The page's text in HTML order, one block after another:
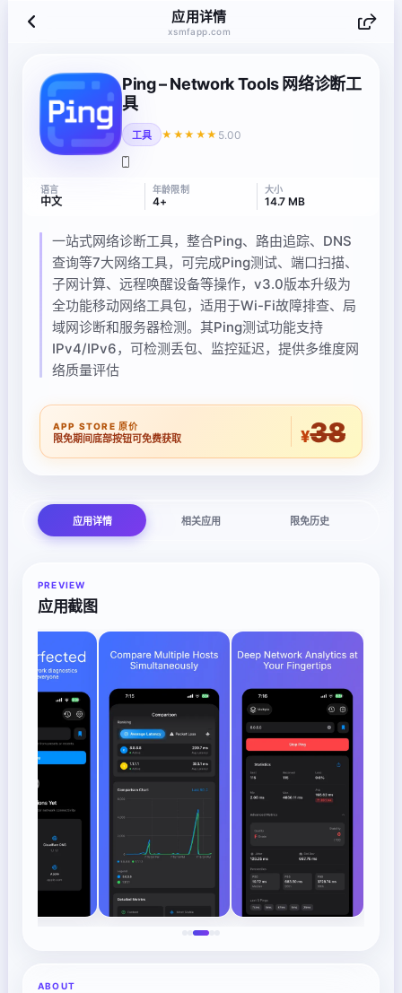
应用详情
xsmfapp.com
Ping – Network Tools 网络诊断工
具
工具 ★★★★★ 5.00
语言
中文
年龄限制
4+
大小
14.7 MB
一站式网络诊断工具，整合Ping、路由追踪、DNS
查询等7大网络工具，可完成Ping测试、端口扫描、
子网计算、远程唤醒设备等操作，v3.0版本升级为
全功能移动网络工具包，适用于Wi-Fi故障排查、局
域网诊断和服务器检测。其Ping测试功能支持
IPv4/IPv6，可检测丢包、监控延迟，提供多维度网
络质量评估
APP STORE 原价
限免期间底部按钮可免费获取 ¥38
应用详情 相关应用 限免历史
PREVIEW
应用截图
ABOUT